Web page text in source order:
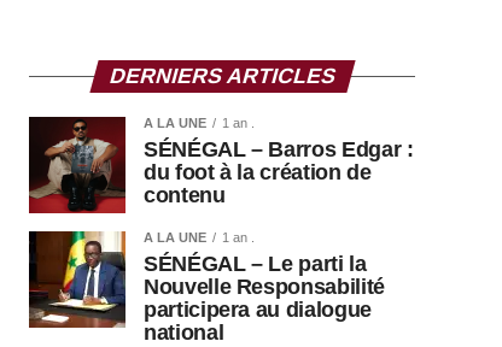
DERNIERS ARTICLES
A LA UNE 1 an .
SÉNÉGAL – Barros Edgar :
du foot à la création de
contenu
A LA UNE 1 an .
SÉNÉGAL – Le parti la
Nouvelle Responsabilité
participera au dialogue
national